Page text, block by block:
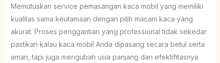
Memutuskan service pemasangan kaca mobil yang memiliki
kualitas sama keutamaan dengan pilih macam kaca yang
akurat. Proses penggantian yang professional tidak sekedar
pastikan kalau kaca mobil Anda dipasang secara betul serta
aman, tapi juga mengubah usia panjang dan efektifitasnya